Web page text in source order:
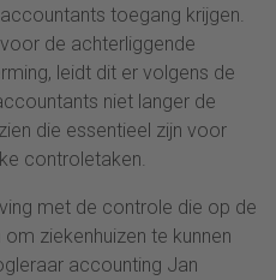
toegang krijgen.
de achterliggende
leidt dit er volgens de
niet langer de
die essentieel zijn voor
controletaken.
met de controle die op de
ziekenhuizen te kunnen
accounting Jan